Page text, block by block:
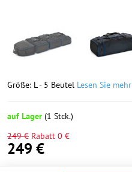
Größe: L - 5 Beutel Lesen Sie mehr
auf Lager (1 Stck.)
249 € Rabatt 0 €
249 €